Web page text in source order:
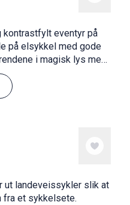
eventyr på
på elsykkel med gode
i magisk lys med
kanter.
ut landeveissykler slik at
fra et sykkelsete.